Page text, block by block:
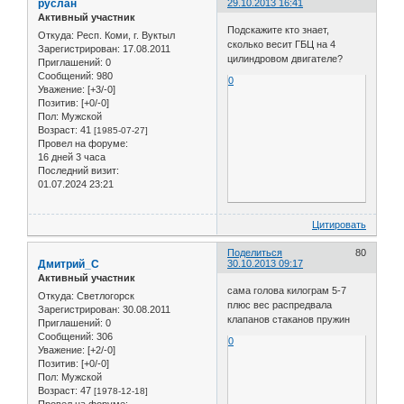
29.10.2013 16:41
руслан
Активный участник
Откуда: Респ. Коми, г. Вуктыл
Зарегистрирован: 17.08.2011
Приглашений: 0
Сообщений: 980
Уважение: [+3/-0]
Позитив: [+0/-0]
Пол: Мужской
Возраст: 41 [1985-07-27]
Провел на форуме:
16 дней 3 часа
Последний визит:
01.07.2024 23:21
Подскажите кто знает,
сколько весит ГБЦ на 4
цилиндровом двигателе?
0
Цитировать
Поделиться
80
30.10.2013 09:17
Дмитрий_С
Активный участник
Откуда: Светлогорск
Зарегистрирован: 30.08.2011
Приглашений: 0
Сообщений: 306
Уважение: [+2/-0]
Позитив: [+0/-0]
Пол: Мужской
Возраст: 47 [1978-12-18]
сама голова килограм 5-7
плюс вес распредвала
клапанов стаканов пружин
0